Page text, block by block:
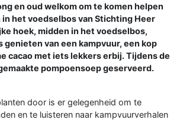
en oud welkom om te komen helpen
het voedselbos van Stichting Heer
hoek, midden in het voedselbos,
genieten van een kampvuur, een kop
cacao met iets lekkers erbij. Tijdens de
pompoensoep geserveerd.
door is er gelegenheid om te
en te luisteren naar kampvuurverhalen